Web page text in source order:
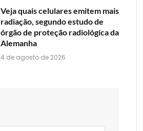
Veja quais celulares emitem mais
radiação, segundo estudo de
órgão de proteção radiológica da
Alemanha
4 de agosto de 2026